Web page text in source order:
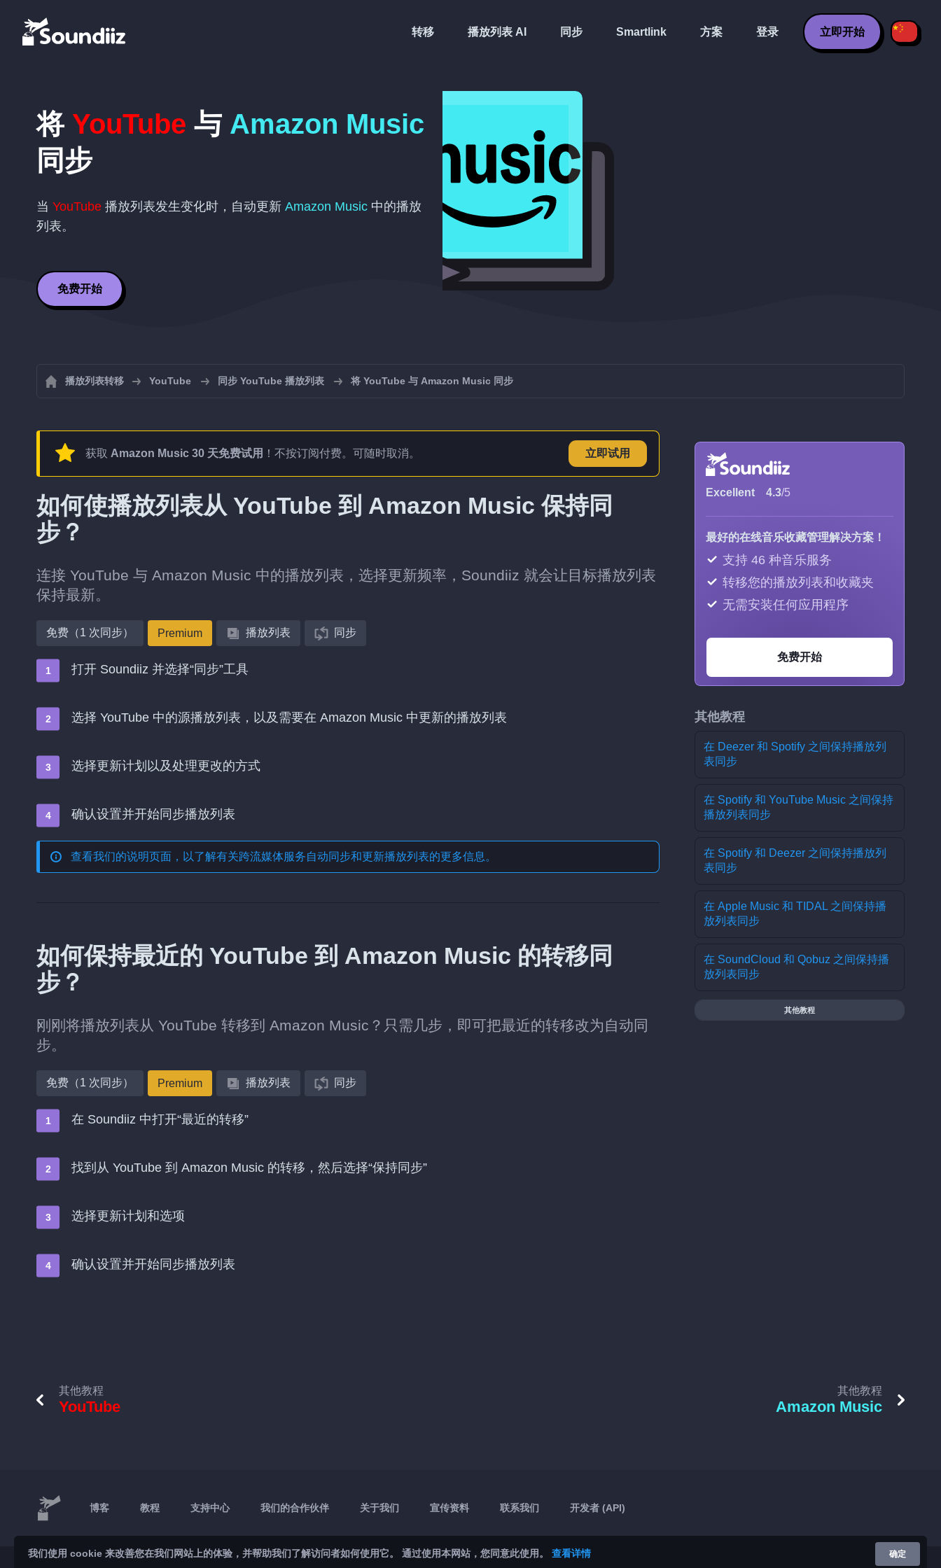
转移 播放列表 AI 同步 Smartlink 方案 登录 立即开始
将 YouTube 与 Amazon Music
同步
当 YouTube 播放列表发生变化时，自动更新 Amazon Music 中的播放
列表。
免费开始
播放列表转移 YouTube 同步 YouTube 播放列表 将 YouTube 与 Amazon Music 同步
获取 Amazon Music 30 天免费试用 ！不按订阅付费。可随时取消。 立即试用
如何使播放列表从 YouTube 到 Amazon Music 保持同
步？
连接 YouTube 与 Amazon Music 中的播放列表，选择更新频率，Soundiiz 就会让目标播放列表
保持最新。
免费（1 次同步） Premium 播放列表 同步
打开 Soundiiz 并选择“同步”工具
选择 YouTube 中的源播放列表，以及需要在 Amazon Music 中更新的播放列表
选择更新计划以及处理更改的方式
确认设置并开始同步播放列表
查看我们的说明页面，以了解有关跨流媒体服务自动同步和更新播放列表的更多信息。
如何保持最近的 YouTube 到 Amazon Music 的转移同
步？
刚刚将播放列表从 YouTube 转移到 Amazon Music？只需几步，即可把最近的转移改为自动同
步。
免费（1 次同步） Premium 播放列表 同步
在 Soundiiz 中打开“最近的转移”
找到从 YouTube 到 Amazon Music 的转移，然后选择“保持同步”
选择更新计划和选项
确认设置并开始同步播放列表
Excellent 4.3/5
最好的在线音乐收藏管理解决方案！
支持 46 种音乐服务
转移您的播放列表和收藏夹
无需安装任何应用程序
免费开始
其他教程
在 Deezer 和 Spotify 之间保持播放列
表同步
在 Spotify 和 YouTube Music 之间保持
播放列表同步
在 Spotify 和 Deezer 之间保持播放列
表同步
在 Apple Music 和 TIDAL 之间保持播
放列表同步
在 SoundCloud 和 Qobuz 之间保持播
放列表同步
其他教程
其他教程
YouTube
其他教程
Amazon Music
博客 教程 支持中心 我们的合作伙伴 关于我们 宣传资料 联系我们 开发者 (API)
我们使用 cookie 来改善您在我们网站上的体验，并帮助我们了解访问者如何使用它。 通过使用本网站，您同意此使用。 查看详情 确定